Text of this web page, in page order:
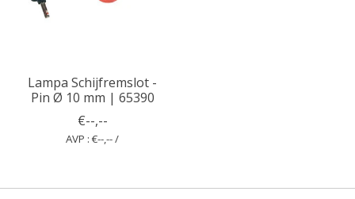
Lampa Schijfremslot -
Pin Ø 10 mm | 65390
€--,--
AVP : €--,-- /